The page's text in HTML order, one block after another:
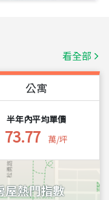
看全部
公寓
半年內平均單價
73.77 萬/坪